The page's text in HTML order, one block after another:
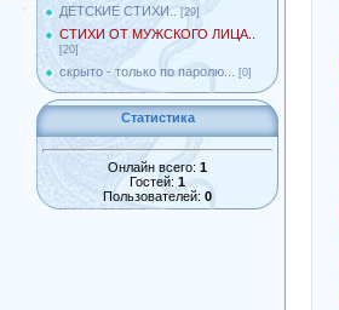
ДЕТСКИЕ СТИХИ.. [29]
СТИХИ ОТ МУЖСКОГО ЛИЦА..
[20]
скрыто - только по паролю... [0]
Статистика
Онлайн всего: 1
Гостей: 1
Пользователей: 0